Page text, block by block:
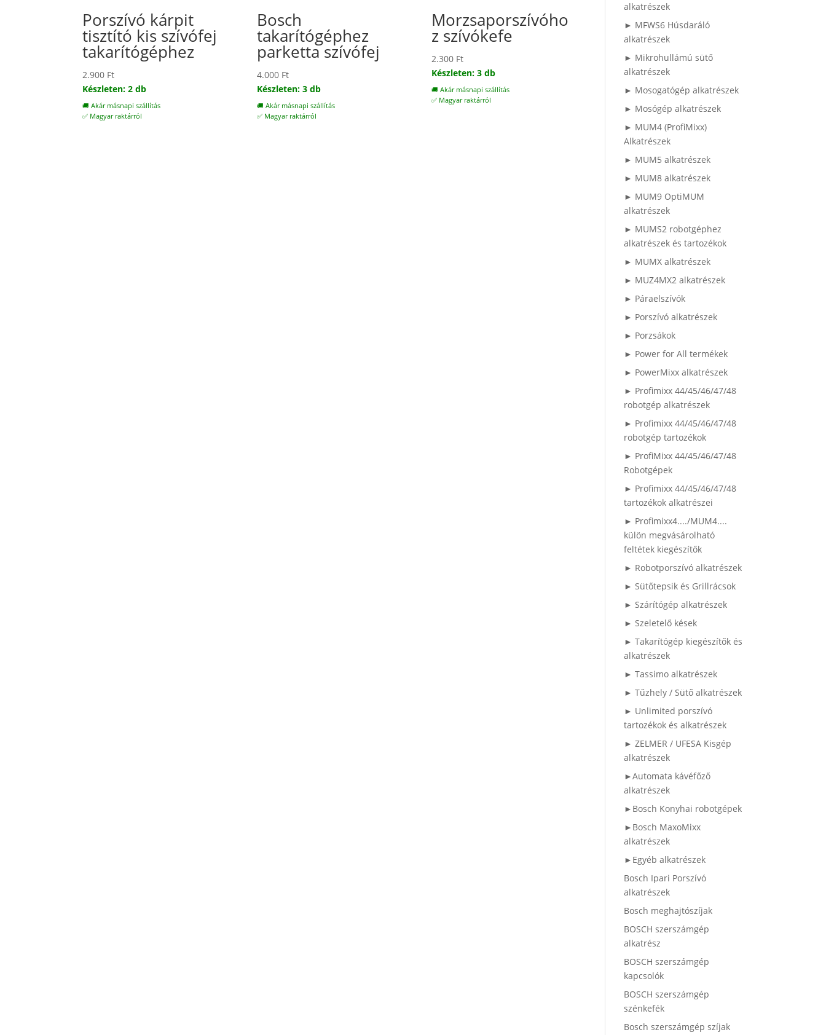
Porszívó kárpit
tisztító kis szívófej
takarítógéphez
2.900 Ft
Készleten: 2 db
🚚 Akár másnapi szállítás
✅ Magyar raktárról
Bosch
takarítógéphez
parketta szívófej
4.000 Ft
Készleten: 3 db
🚚 Akár másnapi szállítás
✅ Magyar raktárról
Morzsaporszívóho
z szívókefe
2.300 Ft
Készleten: 3 db
🚚 Akár másnapi szállítás
✅ Magyar raktárról
alkatrészek
► MFWS6 Húsdaráló
alkatrészek
► Mikrohullámú sütő
alkatrészek
► Mosogatógép alkatrészek
► Mosógép alkatrészek
► MUM4 (ProfiMixx)
Alkatrészek
► MUM5 alkatrészek
► MUM8 alkatrészek
► MUM9 OptiMUM
alkatrészek
► MUMS2 robotgéphez
alkatrészek és tartozékok
► MUMX alkatrészek
► MUZ4MX2 alkatrészek
► Páraelszívók
► Porszívó alkatrészek
► Porzsákok
► Power for All termékek
► PowerMixx alkatrészek
► Profimixx 44/45/46/47/48
robotgép alkatrészek
► Profimixx 44/45/46/47/48
robotgép tartozékok
► ProfiMixx 44/45/46/47/48
Robotgépek
► Profimixx 44/45/46/47/48
tartozékok alkatrészei
► Profimixx4..../MUM4....
külön megvásárolható
feltétek kiegészítők
► Robotporszívó alkatrészek
► Sütőtepsik és Grillrácsok
► Szárítógép alkatrészek
► Szeletelő kések
► Takarítógép kiegészítők és
alkatrészek
► Tassimo alkatrészek
► Tűzhely / Sütő alkatrészek
► Unlimited porszívó
tartozékok és alkatrészek
► ZELMER / UFESA Kisgép
alkatrészek
►Automata kávéfőző
alkatrészek
►Bosch Konyhai robotgépek
►Bosch MaxoMixx
alkatrészek
►Egyéb alkatrészek
Bosch Ipari Porszívó
alkatrészek
Bosch meghajtószíjak
BOSCH szerszámgép
alkatrész
BOSCH szerszámgép
kapcsolók
BOSCH szerszámgép
szénkefék
Bosch szerszámgép szíjak